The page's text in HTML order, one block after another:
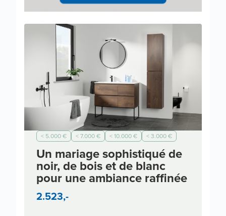
< 5.000 € < 7.000 € < 10.000 €
< 3.000 €
Un mariage sophistiqué de
noir, de bois et de blanc
pour une ambiance raffinée
2.523,-